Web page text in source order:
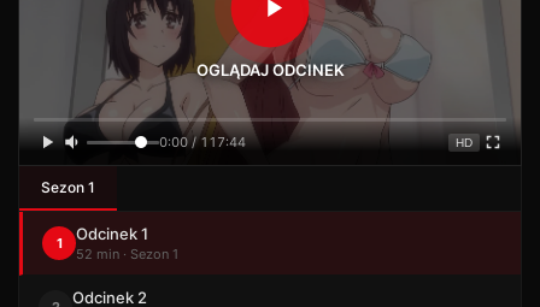
OGLĄDAJ ODCINEK
0:00 / 117:44 HD
Sezon 1
1 Odcinek 1
52 min · Sezon 1
Odcinek 2